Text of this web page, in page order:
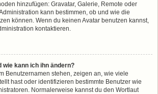
hinzufügen: Gravatar, Galerie, Remote oder
kann bestimmen, ob und wie die
können. Wenn du keinen Avatar benutzen kannst,
kontaktieren.
wie kann ich ihn ändern?
Benutzernamen stehen, zeigen an, wie viele
hast oder identifizieren bestimmte Benutzer wie
Normalerweise kannst du den Wortlaut